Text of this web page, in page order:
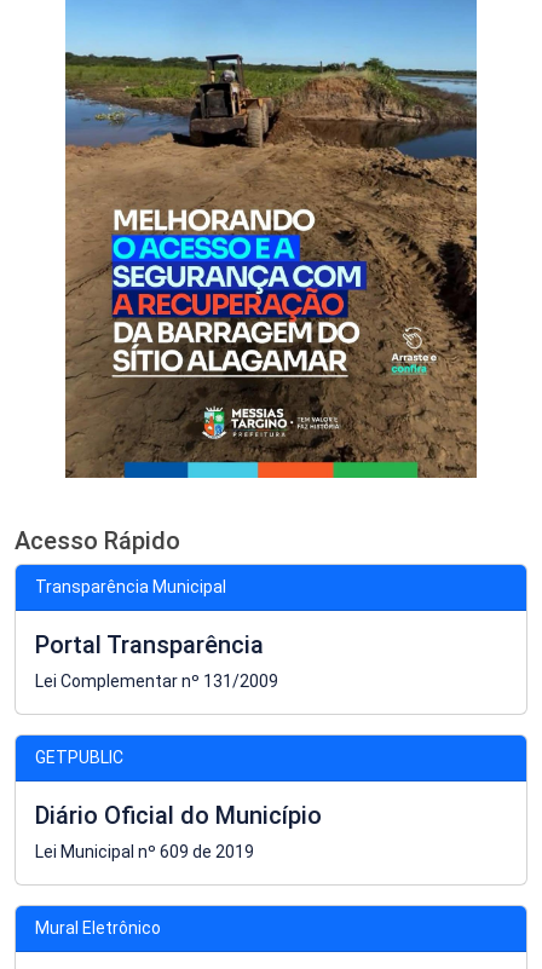
Acesso Rápido
Transparência Municipal
Portal Transparência
Lei Complementar nº 131/2009
GETPUBLIC
Diário Oficial do Município
Lei Municipal nº 609 de 2019
Mural Eletrônico